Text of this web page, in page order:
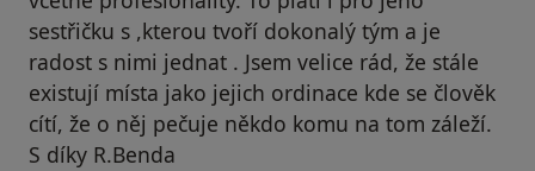
sestřičku s ,kterou tvoří dokonalý tým a je
radost s nimi jednat . Jsem velice rád, že stále
existují místa jako jejich ordinace kde se člověk
cítí, že o něj pečuje někdo komu na tom záleží.
S díky R.Benda